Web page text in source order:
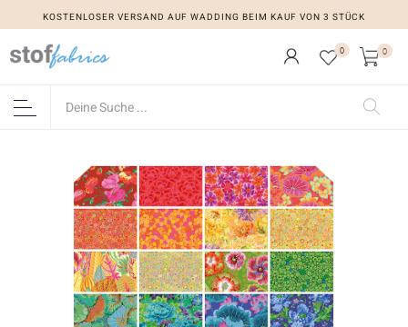
KOSTENLOSER VERSAND AUF WADDING BEIM KAUF VON 3 STÜCK
0 0